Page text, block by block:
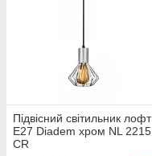
Підвісний світильник лофт
Е27 Diadem хром NL 2215
CR